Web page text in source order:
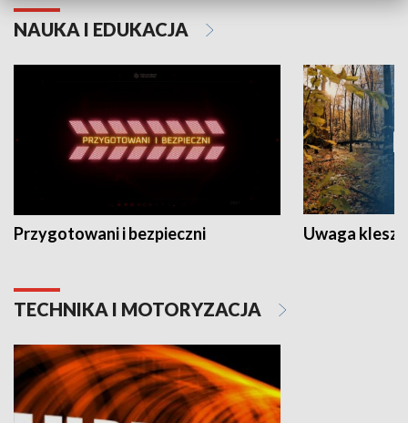
NAUKA I EDUKACJA
Przygotowani i bezpieczni Uwaga
TECHNIKA I MOTORYZACJA